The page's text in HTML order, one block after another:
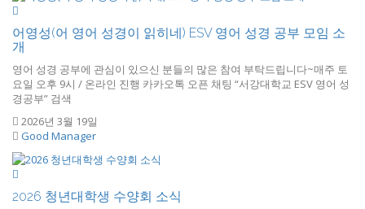
어영성(어 영어 성경이 읽히네) ESV 영어 성경 공부 모임 소
개
영어 성경 공부에 관심이 있으신 분들의 많은 참여 부탁드립니다~매주 토
요일 오후 9시 / 온라인 진행 카카오톡 오픈 채팅 “서강대학교 ESV 영어 성
경공부” 검색
2026년 3월 19일
Good Manager
2026 청년대학생 수양회 소식